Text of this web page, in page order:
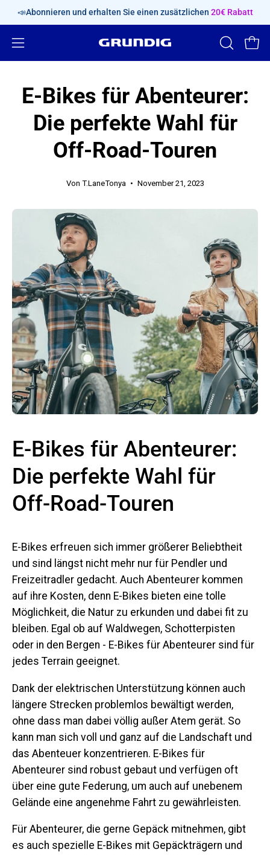
überspringen
📣Abonnieren und erhalten Sie einen zusätzlichen 20€ Rabatt
Navigationsmenü
ÖFFNEN
E-Bikes für Abenteurer:
Die perfekte Wahl für
Off-Road-Touren
Von T.LaneTonya November 21, 2023
E-Bikes für Abenteurer:
Die perfekte Wahl für
Off-Road-Touren
E-Bikes erfreuen sich immer größerer Beliebtheit
und sind längst nicht mehr nur für Pendler und
Freizeitradler gedacht. Auch Abenteurer kommen
auf ihre Kosten, denn E-Bikes bieten eine tolle
Möglichkeit, die Natur zu erkunden und dabei fit zu
bleiben. Egal ob auf Waldwegen, Schotterpisten
oder in den Bergen - E-Bikes für Abenteurer sind für
jedes Terrain geeignet.
Dank der elektrischen Unterstützung können auch
längere Strecken problemlos bewältigt werden,
ohne dass man dabei völlig außer Atem gerät. So
kann man sich voll und ganz auf die Landschaft und
das Abenteuer konzentrieren. E-Bikes für
Abenteurer sind robust gebaut und verfügen oft
über eine gute Federung, um auch auf unebenem
Gelände eine angenehme Fahrt zu gewährleisten.
Für Abenteurer, die gerne Gepäck mitnehmen, gibt
es auch spezielle E-Bikes mit Gepäckträgern und